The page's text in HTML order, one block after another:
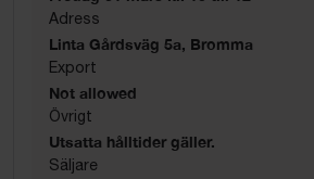
Adress
Linta Gårdsväg 5a, Bromma
Export
Not allowed
Övrigt
Utsatta hålltider gäller.
Säljare